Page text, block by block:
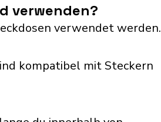
verwenden?
verwendet werden.
kompatibel mit Steckern